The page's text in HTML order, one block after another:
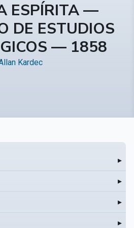
ESPÍRITA —
DE ESTUDIOS
— 1858
Kardec
▸
▸
▸
▸